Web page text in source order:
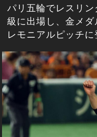
パリ五輪でレスリ
級に出場し、金メ
レモニアルピッチに